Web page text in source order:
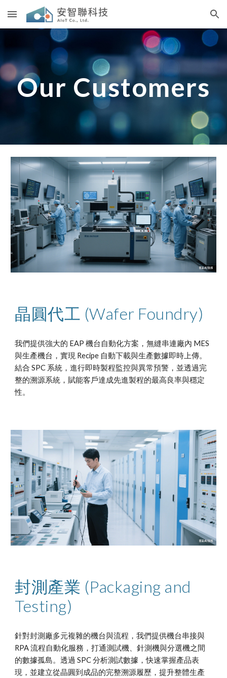
Skip to main content Skip to navigation
Our Customers
晶圓代工 (Wafer Foundry)
我們提供強大的 EAP 機台自動化方案，無縫串連廠內 MES
與生產機台，實現 Recipe 自動下載與生產數據即時上傳。
結合 SPC 系統，進行即時製程監控與異常預警，並透過完
整的溯源系統，賦能客戶達成先進製程的最高良率與穩定
性。
封測產業 (Packaging and
Testing)
針對封測廠多元複雜的機台與流程，我們提供機台串接與
RPA 流程自動化服務，打通測試機、針測機與分選機之間
的數據孤島。透過 SPC 分析測試數據，快速掌握產品表
現，並建立從晶圓到成品的完整溯源履歷，提升整體生產